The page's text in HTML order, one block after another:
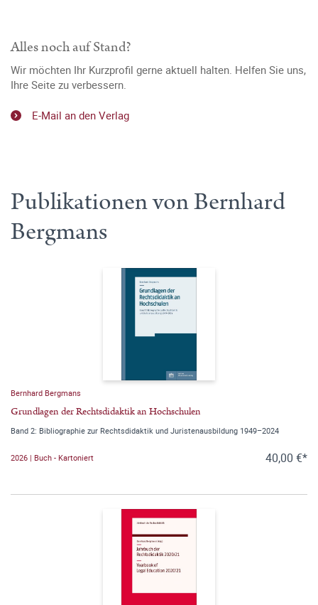
Alles noch auf Stand?
Wir möchten Ihr Kurzprofil gerne aktuell halten. Helfen Sie uns,
Ihre Seite zu verbessern.
E-Mail an den Verlag
Publikationen von Bernhard
Bergmans
Bernhard Bergmans
Grundlagen der Rechtsdidaktik an Hochschulen
Band 2: Bibliographie zur Rechtsdidaktik und Juristenausbildung 1949–2024
2026 | Buch - Kartoniert 40,00 €*